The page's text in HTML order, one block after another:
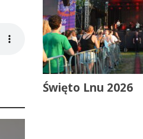
Święto Lnu 2026